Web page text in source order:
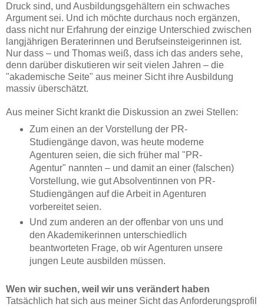
Druck sind, und Ausbildungsgehältern ein schwaches
Argument sei. Und ich möchte durchaus noch ergänzen,
dass nicht nur Erfahrung der einzige Unterschied zwischen
langjährigen Beraterinnen und Berufseinsteigerinnen ist.
Nur dass – und Thomas weiß, dass ich das anders sehe,
denn darüber diskutieren wir seit vielen Jahren – die
"akademische Seite" aus meiner Sicht ihre Ausbildung
massiv überschätzt.
Aus meiner Sicht krankt die Diskussion an zwei Stellen:
Zum einen an der Vorstellung der PR-
Studiengänge davon, was heute moderne
Agenturen seien, die sich früher mal "PR-
Agentur" nannten – und damit an einer (falschen)
Vorstellung, wie gut Absolventinnen von PR-
Studiengängen auf die Arbeit in Agenturen
vorbereitet seien.
Und zum anderen an der offenbar von uns und
den Akademikerinnen unterschiedlich
beantworteten Frage, ob wir Agenturen unsere
jungen Leute ausbilden müssen.
Wen wir suchen, weil wir uns verändert haben
Tatsächlich hat sich aus meiner Sicht das Anforderungsprofil